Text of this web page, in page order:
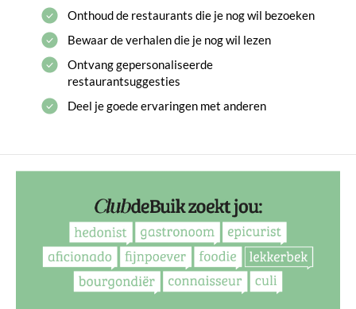
Onthoud de restaurants die je nog wil bezoeken
Bewaar de verhalen die je nog wil lezen
Ontvang gepersonaliseerde
restaurantsuggesties
Deel je goede ervaringen met anderen